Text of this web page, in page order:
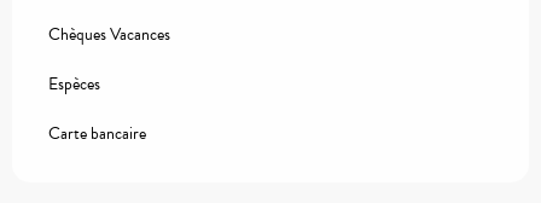
Chèques Vacances
Espèces
Carte bancaire